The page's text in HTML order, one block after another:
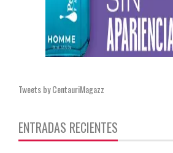
Tweets by CentauriMagazz
ENTRADAS RECIENTES